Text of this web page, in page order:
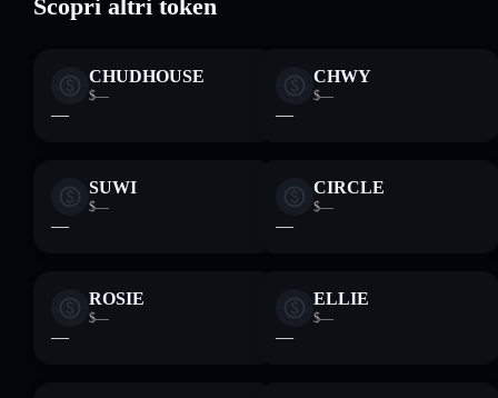
Scopri altri token
CHUDHOUSE
$—
—
CHWY
$—
—
SUWI
$—
—
CIRCLE
$—
—
ROSIE
$—
—
ELLIE
$—
—